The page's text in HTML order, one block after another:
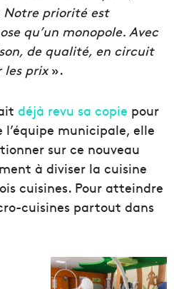
Notre priorité est
qu’un monopole. Avec
de qualité, en circuit
prix».
déjà revu sa copie pour
municipale, elle
sur ce nouveau
à diviser la cuisine
cuisines. Pour atteindre
cuisines partout dans